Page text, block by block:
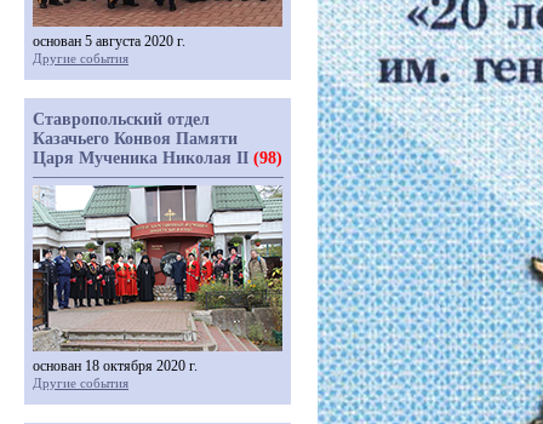
основан 5 августа 2020 г.
Другие события
Ставропольский отдел
Казачьего Конвоя Памяти
Царя Мученика Николая II (98)
основан 18 октября 2020 г.
Другие события